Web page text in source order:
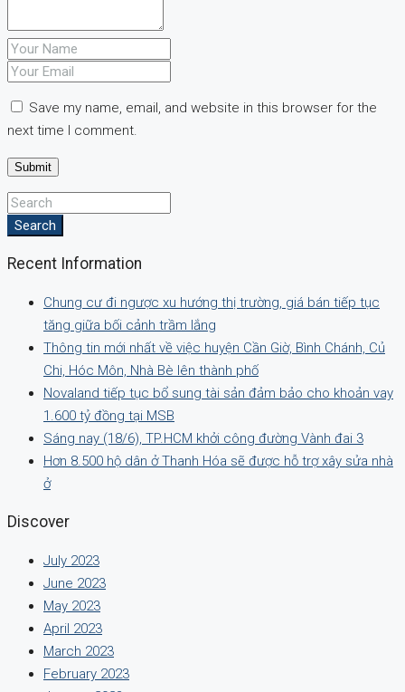
Save my name, email, and website in this browser for the
next time I comment.
Search
Recent Information
Chung cư đi ngược xu hướng thị trường, giá bán tiếp tục
tăng giữa bối cảnh trầm lắng
Thông tin mới nhất về việc huyện Cần Giờ, Bình Chánh, Củ
Chi, Hóc Môn, Nhà Bè lên thành phố
Novaland tiếp tục bổ sung tài sản đảm bảo cho khoản vay
1.600 tỷ đồng tại MSB
Sáng nay (18/6), TP.HCM khởi công đường Vành đai 3
Hơn 8.500 hộ dân ở Thanh Hóa sẽ được hỗ trợ xây sửa nhà
ở
Discover
July 2023
June 2023
May 2023
April 2023
March 2023
February 2023